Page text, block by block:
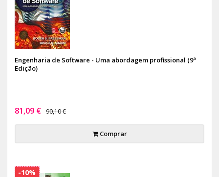
Engenharia de Software - Uma abordagem profissional (9ª
Edição)
81,09 € 90,10 €
Comprar
-10%